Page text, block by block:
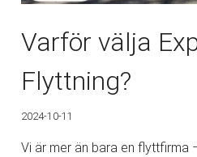
Varför välja
Flyttning?
2024-10-11
Vi är mer än bara en flyttfirma